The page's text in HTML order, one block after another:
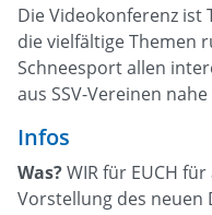
Die Videokonferenz ist
die vielfältige Themen
Schneesport allen
aus SSV-Vereinen
Infos
Was?WIR für EUCH
Vorstellung des neuen